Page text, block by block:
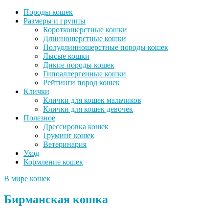
Породы кошек
Размеры и группы
Короткошерстные кошки
Длинношерстные кошки
Полудлинношерстные породы кошек
Лысые кошки
Дикие породы кошек
Гипоаллергенные кошки
Рейтинги пород кошек
Клички
Клички для кошек мальчиков
Клички для кошек девочек
Полезное
Дрессировка кошек
Груминг кошек
Ветеринария
Уход
Кормление кошек
В мире кошек
Бирманская кошка